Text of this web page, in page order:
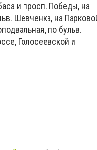
и просп. Победы, на
Шевченка, на
по бульв.
Голосеевской и